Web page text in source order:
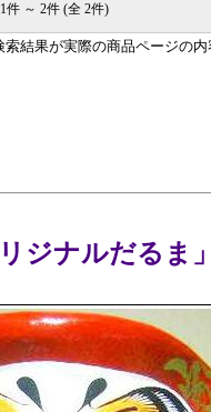
1件 ～ 2件 (全 2件)
結果が実際の商品ページの
ジナルだるま